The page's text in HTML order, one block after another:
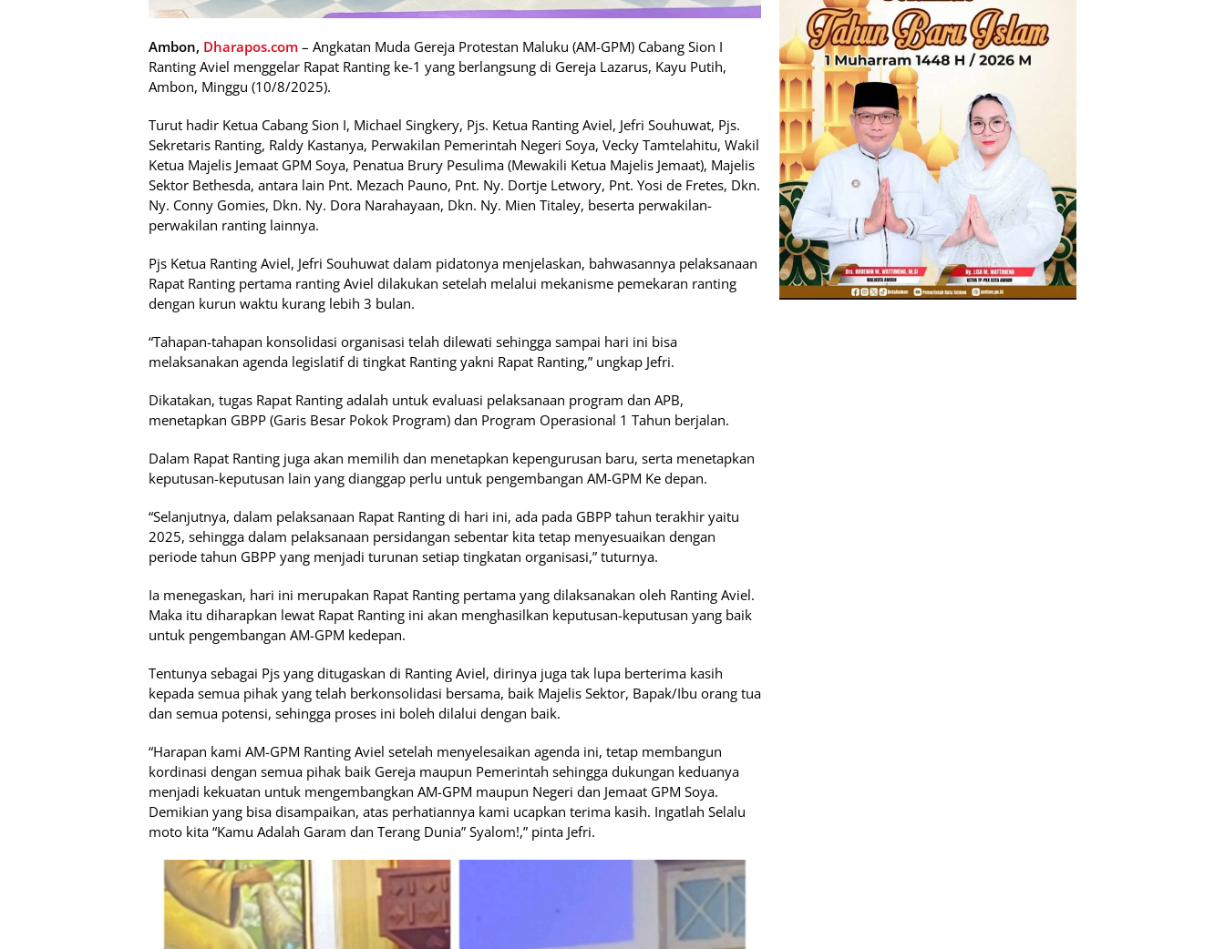
Ambon, Dharapos.com – Angkatan Muda Gereja Protestan Maluku (AM-GPM) Cabang Sion I
Ranting Aviel menggelar Rapat Ranting ke-1 yang berlangsung di Gereja Lazarus, Kayu Putih,
Ambon, Minggu (10/8/2025).
Turut hadir Ketua Cabang Sion I, Michael Singkery, Pjs. Ketua Ranting Aviel, Jefri Souhuwat, Pjs.
Sekretaris Ranting, Raldy Kastanya, Perwakilan Pemerintah Negeri Soya, Vecky Tamtelahitu, Wakil
Ketua Majelis Jemaat GPM Soya, Penatua Brury Pesulima (Mewakili Ketua Majelis Jemaat), Majelis
Sektor Bethesda, antara lain Pnt. Mezach Pauno, Pnt. Ny. Dortje Letwory, Pnt. Yosi de Fretes, Dkn.
Ny. Conny Gomies, Dkn. Ny. Dora Narahayaan, Dkn. Ny. Mien Titaley, beserta perwakilan-
perwakilan ranting lainnya.
Pjs Ketua Ranting Aviel, Jefri Souhuwat dalam pidatonya menjelaskan, bahwasannya pelaksanaan
Rapat Ranting pertama ranting Aviel dilakukan setelah melalui mekanisme pemekaran ranting
dengan kurun waktu kurang lebih 3 bulan.
“Tahapan-tahapan konsolidasi organisasi telah dilewati sehingga sampai hari ini bisa
melaksanakan agenda legislatif di tingkat Ranting yakni Rapat Ranting,” ungkap Jefri.
Dikatakan, tugas Rapat Ranting adalah untuk evaluasi pelaksanaan program dan APB,
menetapkan GBPP (Garis Besar Pokok Program) dan Program Operasional 1 Tahun berjalan.
Dalam Rapat Ranting juga akan memilih dan menetapkan kepengurusan baru, serta menetapkan
keputusan-keputusan lain yang dianggap perlu untuk pengembangan AM-GPM Ke depan.
“Selanjutnya, dalam pelaksanaan Rapat Ranting di hari ini, ada pada GBPP tahun terakhir yaitu
2025, sehingga dalam pelaksanaan persidangan sebentar kita tetap menyesuaikan dengan
periode tahun GBPP yang menjadi turunan setiap tingkatan organisasi,” tuturnya.
Ia menegaskan, hari ini merupakan Rapat Ranting pertama yang dilaksanakan oleh Ranting Aviel.
Maka itu diharapkan lewat Rapat Ranting ini akan menghasilkan keputusan-keputusan yang baik
untuk pengembangan AM-GPM kedepan.
Tentunya sebagai Pjs yang ditugaskan di Ranting Aviel, dirinya juga tak lupa berterima kasih
kepada semua pihak yang telah berkonsolidasi bersama, baik Majelis Sektor, Bapak/Ibu orang tua
dan semua potensi, sehingga proses ini boleh dilalui dengan baik.
“Harapan kami AM-GPM Ranting Aviel setelah menyelesaikan agenda ini, tetap membangun
kordinasi dengan semua pihak baik Gereja maupun Pemerintah sehingga dukungan keduanya
menjadi kekuatan untuk mengembangkan AM-GPM maupun Negeri dan Jemaat GPM Soya.
Demikian yang bisa disampaikan, atas perhatiannya kami ucapkan terima kasih. Ingatlah Selalu
moto kita “Kamu Adalah Garam dan Terang Dunia” Syalom!,” pinta Jefri.